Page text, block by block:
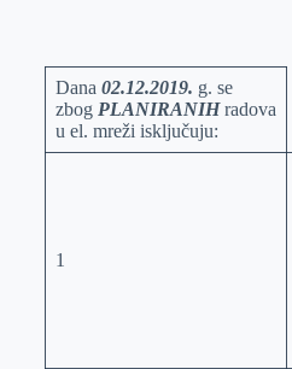
A
p
l
Dana 02.12.2019. g. se
zbog PLANIRANIHradova
u el. mreži isključuju:
1